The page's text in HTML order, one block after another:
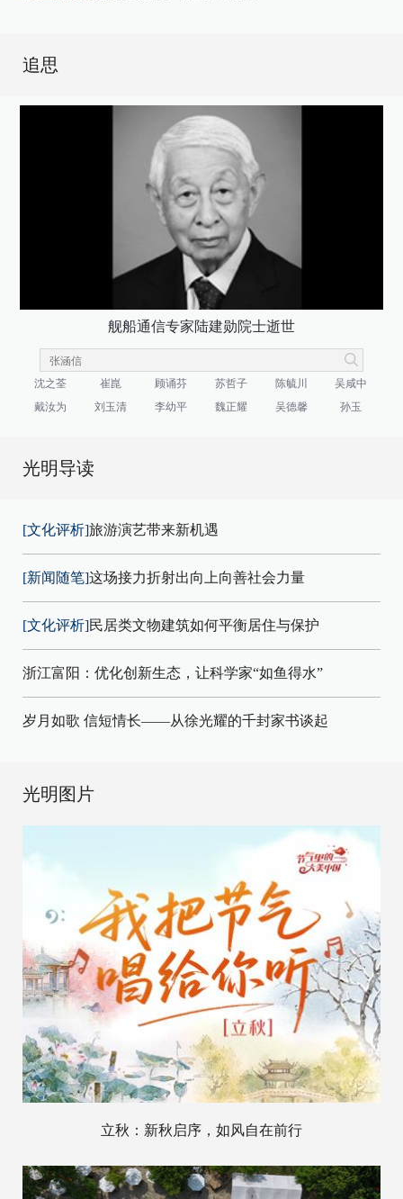
追思
舰船通信专家陆建勋院士逝世
沈之荃 崔崑 顾诵芬 苏哲子 陈毓川
吴咸中
戴汝为
刘玉清 李幼平 魏正耀 吴德馨 孙玉
光明导读
[文化评析]旅游演艺带来新机遇
[新闻随笔]这场接力折射出向上向善社会力量
[文化评析]民居类文物建筑如何平衡居住与保护
浙江富阳：优化创新生态，让科学家“如鱼得水”
岁月如歌 信短情长——从徐光耀的千封家书谈起
光明图片
立秋：新秋启序，如风自在前行